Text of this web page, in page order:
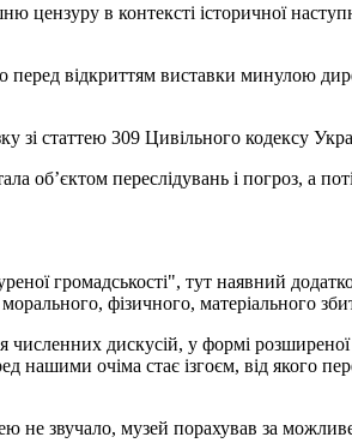
в контексті історичної
відкриттям виставки минулою
зі статтею 309 Цивільного кодексу
об’єктом переслідувань і погроз, а
громадськості", тут наявний
фізичного, матеріального
дискусій, у формі розширеної
очіма стає ізгоєм, від якого
не звучало, музей порахував за